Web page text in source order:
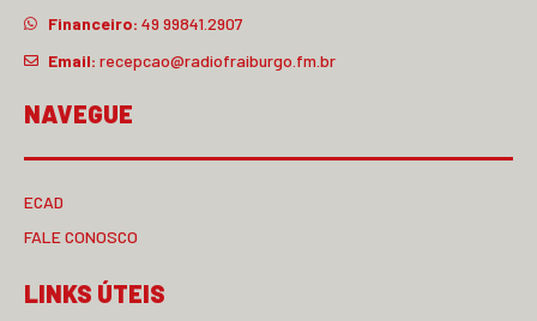
Financeiro: 49 99841.2907
Email: recepcao@radiofraiburgo.fm.br
NAVEGUE
ECAD
FALE CONOSCO
LINKS ÚTEIS